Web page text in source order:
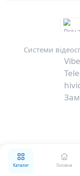
Каталог Головна
Системи